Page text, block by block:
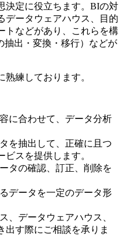
決定に役立ちます。BIの対
データウェアハウス、目的
トなどがあり、これらを構
抽出・変換・移行）などが
練しております。
に合わせて、データ分析
を抽出して、正確に且つ
スを提供します。
タの確認、訂正、削除を
データを一定のデータ形
、データウェアハウス、
出す際にご相談を承りま